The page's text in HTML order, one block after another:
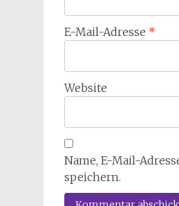
E-Mail-Adresse *
Website
Name, E-Mail-
speichern.